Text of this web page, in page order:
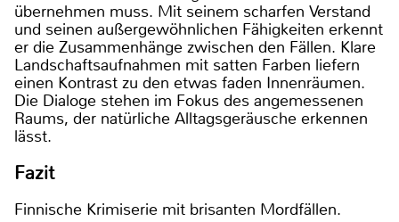
übernehmen muss. Mit seinem scharfen Verstand
und seinen außergewöhnlichen Fähigkeiten erkennt
er die Zusammenhänge zwischen den Fällen. Klare
Landschaftsaufnahmen mit satten Farben liefern
einen Kontrast zu den etwas faden Innenräumen.
Die Dialoge stehen im Fokus des angemessenen
Raums, der natürliche Alltagsgeräusche erkennen
lässt.
Fazit
Finnische Krimiserie mit brisanten Mordfällen.